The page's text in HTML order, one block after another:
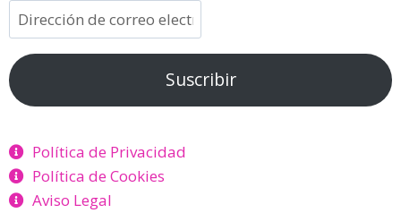
Suscribir
Política de Privacidad
Política de Cookies
Aviso Legal